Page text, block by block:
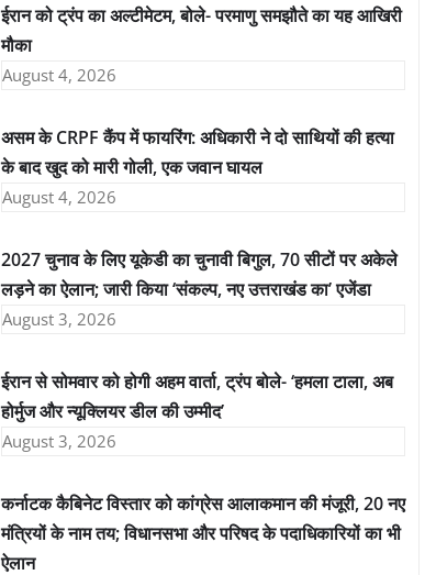
ईरान को ट्रंप का अल्टीमेटम, बोले- परमाणु समझौते का यह आखिरी
मौका
August 4, 2026
असम के CRPF कैंप में फायरिंग: अधिकारी ने दो साथियों की हत्या
के बाद खुद को मारी गोली, एक जवान घायल
August 4, 2026
2027 चुनाव के लिए यूकेडी का चुनावी बिगुल, 70 सीटों पर अकेले
लड़ने का ऐलान; जारी किया ‘संकल्प, नए उत्तराखंड का’ एजेंडा
August 3, 2026
ईरान से सोमवार को होगी अहम वार्ता, ट्रंप बोले- ‘हमला टाला, अब
होर्मुज और न्यूक्लियर डील की उम्मीद’
August 3, 2026
कर्नाटक कैबिनेट विस्तार को कांग्रेस आलाकमान की मंजूरी, 20 नए
मंत्रियों के नाम तय; विधानसभा और परिषद के पदाधिकारियों का भी
ऐलान